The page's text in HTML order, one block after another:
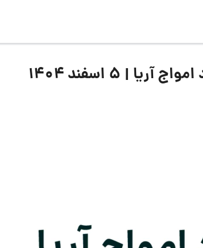
۵ اسفند ۱۴۰۴